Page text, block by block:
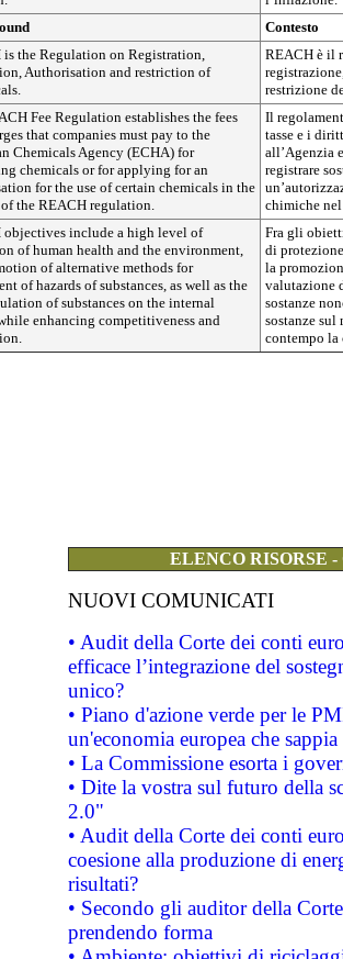
Contesto
is the Regulation on Registration,
Authorisation and restriction of
REACH è il
restrizione
Fee Regulation establishes the fees
that companies must pay to the
Chemicals Agency (ECHA) for
chemicals or for applying for an
for the use of certain chemicals in the
the REACH regulation.
Il
tasse e i
all’Agenzia
registrare
chimiche
objectives include a high level of
of human health and the environment,
of alternative methods for
of hazards of substances, as well as the
of substances on the internal
enhancing competitiveness and
Fra gli
di
la
valutazione
sostanze
sostanze
contempo
ELENCO RISORSE
NUOVI COMUNICATI
• Audit della Corte dei conti
efficace l’integrazione del
unico?
• Piano d'azione verde per le
un'economia europea che
• La Commissione esorta i
• Dite la vostra sul futuro della
2.0"
• Audit della Corte dei conti
coesione alla produzione di
risultati?
• Secondo gli auditor della
prendendo forma